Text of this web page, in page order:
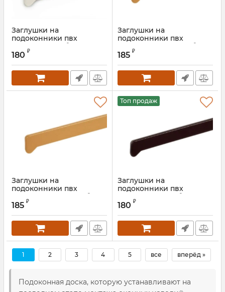
Заглушки на
подоконники пвх
«Möller» крем брюле
Артикул:
180 ₽
Заглушки на
подоконники пвх
«Möller» светлый дуб 625
мм
Артикул: ROS0766.46
185 ₽
Заглушки на
подоконники пвх
«Möller» светлый дуб
Артикул:
185 ₽
Топ продаж
Заглушки на
подоконники пвх
«Möller» кора дуба
180 ₽
1 2 3 4 5 все вперёд »
Подоконная доска, которую устанавливают на